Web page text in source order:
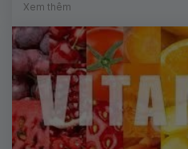
Xem thêm